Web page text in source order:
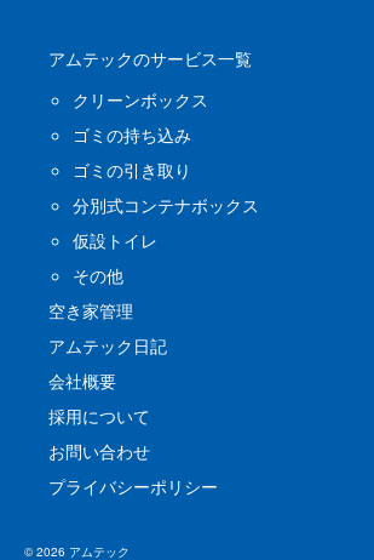
アムテックのサービス一覧
クリーンボックス
ゴミの持ち込み
ゴミの引き取り
分別式コンテナボックス
仮設トイレ
その他
空き家管理
アムテック日記
会社概要
採用について
お問い合わせ
プライバシーポリシー
© 2026 アムテック